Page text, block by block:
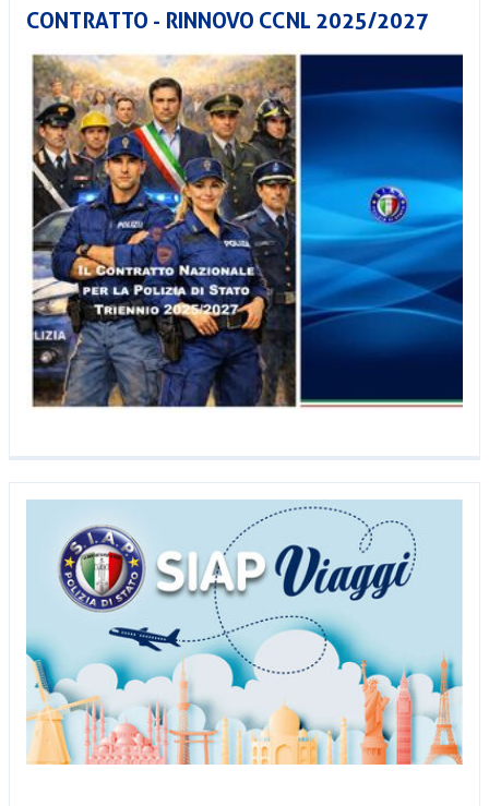
CONTRATTO - RINNOVO CCNL 2025/2027